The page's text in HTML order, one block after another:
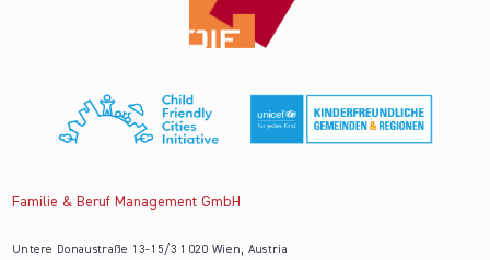
Familie & Beruf Management GmbH
Untere Donaustraße 13-15/3 1020 Wien, Austria